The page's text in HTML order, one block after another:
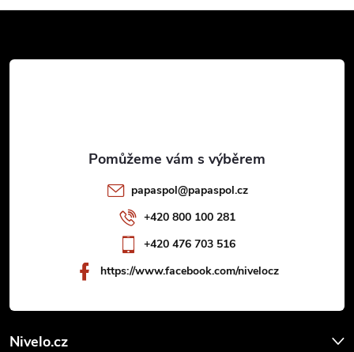
á
Nivelo.cz
papaspol@papaspol.cz
+420 800 100 281
+420 476 703 516
https://www.facebook.com/nivelocz